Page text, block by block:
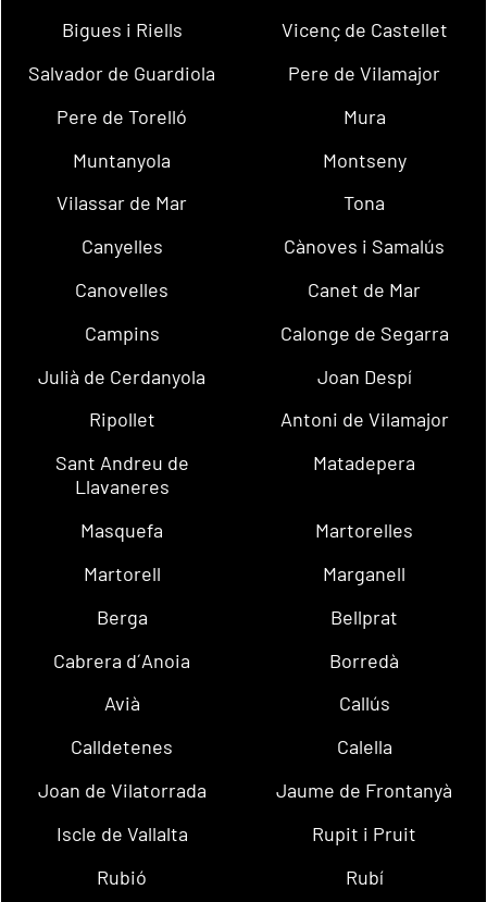
Bigues i Riells
Vicenç de Castellet
Salvador de Guardiola
Pere de Vilamajor
Pere de Torelló
Mura
Muntanyola
Montseny
Vilassar de Mar
Tona
Canyelles
Cànoves i Samalús
Canovelles
Canet de Mar
Campins
Calonge de Segarra
Julià de Cerdanyola
Joan Despí
Ripollet
Antoni de Vilamajor
Sant Andreu de
Llavaneres
Matadepera
Masquefa
Martorelles
Martorell
Marganell
Berga
Bellprat
Cabrera d´Anoia
Borredà
Avià
Callús
Calldetenes
Calella
Joan de Vilatorrada
Jaume de Frontanyà
Iscle de Vallalta
Rupit i Pruit
Rubió
Rubí